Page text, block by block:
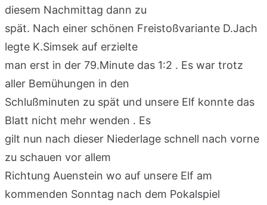
diesem Nachmittag dann zu
spät. Nach einer schönen Freistoßvariante D.Jach
legte K.Simsek auf erzielte
man erst in der 79.Minute das 1:2 . Es war trotz
aller Bemühungen in den
Schlußminuten zu spät und unsere Elf konnte das
Blatt nicht mehr wenden . Es
gilt nun nach dieser Niederlage schnell nach vorne
zu schauen vor allem
Richtung Auenstein wo auf unsere Elf am
kommenden Sonntag nach dem Pokalspiel